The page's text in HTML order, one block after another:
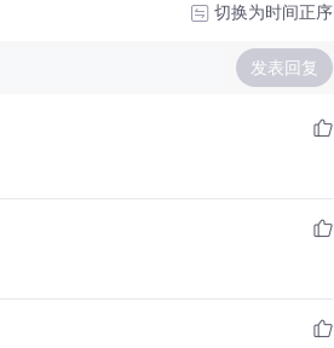
切换为时间正序
发表回复